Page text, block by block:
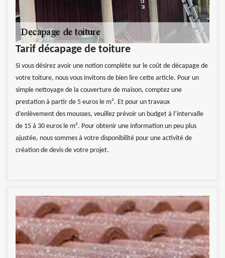
Tarif décapage de toiture
Si vous désirez avoir une notion complète sur le coût de décapage de
votre toiture, nous vous invitons de bien lire cette article. Pour un
simple nettoyage de la couverture de maison, comptez une
prestation à partir de 5 euros le m². Et pour un travaux
d’enlèvement des mousses, veuillez prévoir un budget à l’intervalle
de 15 à 30 euros le m². Pour obtenir une information un peu plus
ajustée, nous sommes à votre disponibilité pour une activité de
création de devis de votre projet.